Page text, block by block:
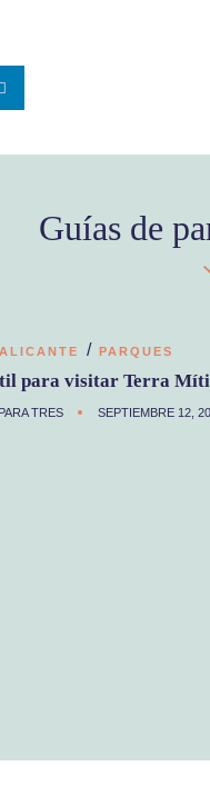
Guías de
ALICANTE / PARQUES
para visitar Terra
TRES SEPTIEMBRE 12,